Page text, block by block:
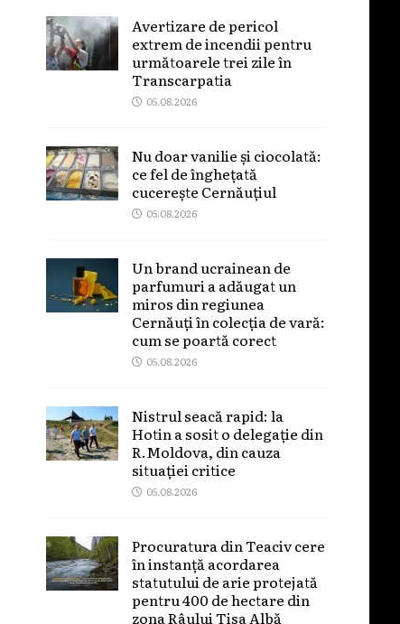
Avertizare de pericol
extrem de incendii pentru
următoarele trei zile în
Transcarpatia
05.08.2026
Nu doar vanilie și ciocolată:
ce fel de înghețată
cucerește Cernăuțiul
05.08.2026
Un brand ucrainean de
parfumuri a adăugat un
miros din regiunea
Cernăuți în colecția de vară:
cum se poartă corect
05.08.2026
Nistrul seacă rapid: la
Hotin a sosit o delegație din
R.Moldova, din cauza
situației critice
05.08.2026
Procuratura din Teaciv cere
în instanță acordarea
statutului de arie protejată
pentru 400 de hectare din
zona Râului Tisa Albă